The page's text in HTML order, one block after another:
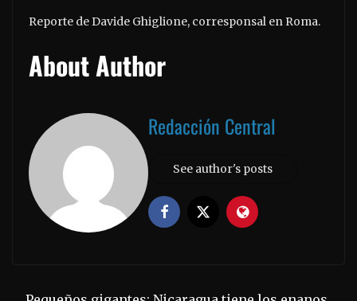
Reporte de Davide Ghiglione, corresponsal en Roma.
About Author
Redacción Central
See author's posts